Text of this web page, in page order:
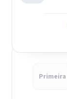
Primeira